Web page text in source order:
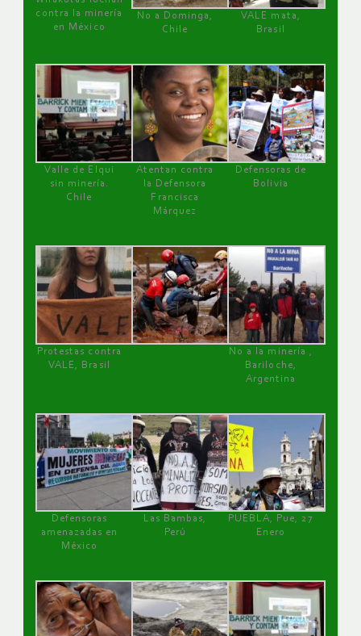
contra la minería
en México
No a Dominga,
Chile
VALE mata,
Brasil
Valle de Elqui
sin minería.
Chile
Atentan contra
la Defensora
Francisca
Márquez
Defensoras de
Bolivia
Protestas contra
VALE, Brasil
No a la minería ,
Bariloche,
Argentina
Defensoras
amenazadas en
México
Las Bambas,
Perú
PUEBLA, Pue, 27
Enero